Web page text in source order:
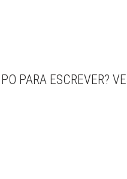
PARA ESCREVER?